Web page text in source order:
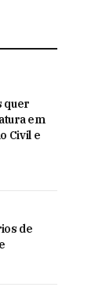
quer
em
Civil e
de